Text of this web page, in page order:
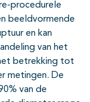
procedurele
beeldvormende
en kan
van het
betrekking tot
metingen. De
van de